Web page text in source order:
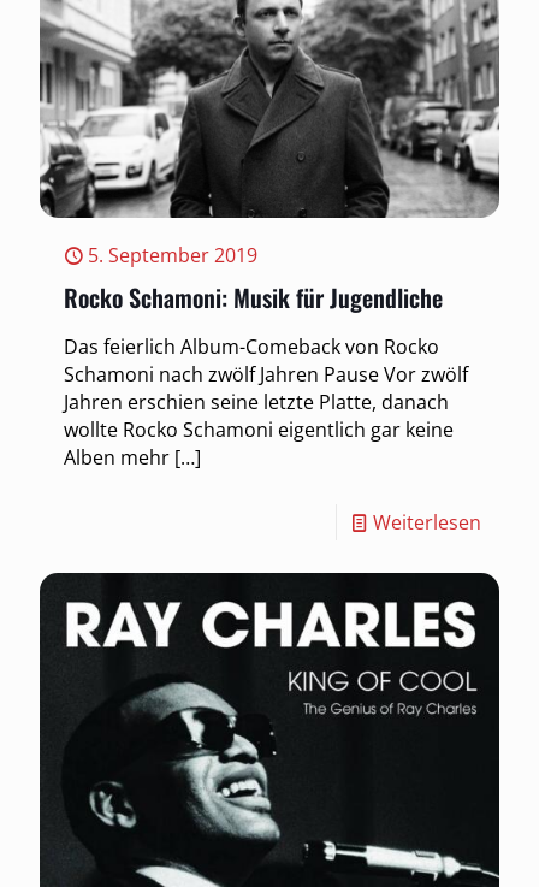
5. September 2019
Rocko Schamoni: Musik für Jugendliche
Das feierlich Album-Comeback von Rocko
Schamoni nach zwölf Jahren Pause Vor zwölf
Jahren erschien seine letzte Platte, danach
wollte Rocko Schamoni eigentlich gar keine
Alben mehr […]
Weiterlesen